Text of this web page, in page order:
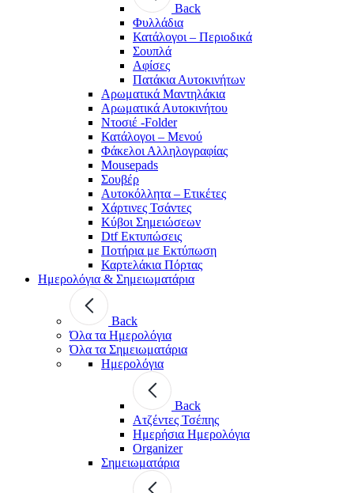
Back
Φυλλάδια
Κατάλογοι – Περιοδικά
Σουπλά
Αφίσες
Πατάκια Αυτοκινήτων
Αρωματικά Μαντηλάκια
Αρωματικά Αυτοκινήτου
Ντοσιέ -Folder
Κατάλογοι – Μενού
Φάκελοι Αλληλογραφίας
Mousepads
Σουβέρ
Αυτοκόλλητα – Ετικέτες
Χάρτινες Τσάντες
Κύβοι Σημειώσεων
Dtf Εκτυπώσεις
Ποτήρια με Εκτύπωση
Καρτελάκια Πόρτας
Ημερολόγια & Σημειωματάρια
Back
Όλα τα Ημερολόγια
Όλα τα Σημειωματάρια
Ημερολόγια
Back
Ατζέντες Τσέπης
Ημερήσια Ημερολόγια
Organizer
Σημειωματάρια